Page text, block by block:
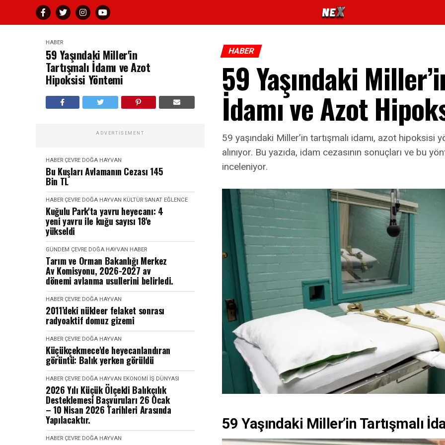
HABER
59 Yaşındaki Miller'in
Tartışmalı İdamı ve Azot
Hipoksisi Yöntemi
ADVERTISEMENT
HABER ÇEVRE DOĞA HAYVAN
Bu Kuşları Avlamanın Cezası 145
Bin TL
HABER ÇEVRE DOĞA HAYVAN KÜLTÜR SANAT EĞLENCE
Kuğulu Park'ta yavru heyecanı: 4
yeni yavru ile kuğu sayısı 18'e
yükseldi
GÜNDEM ÇEVRE DOĞA HAYVAN HABER
Tarım ve Orman Bakanlığı Merkez
Av Komisyonu, 2026-2027 av
dönemi avlanma usullerini belirledi.
HABER ÇEVRE DOĞA HAYVAN
2011’deki nükleer felaket sonrası
radyoaktif domuz gizemi
HABER ÇEVRE DOĞA HAYVAN
Küçükçekmece'de heyecanlandıran
görüntü: Balık yerken görüldü
HABER ÇEVRE DOĞA HAYVAN EKONOMI İŞ DÜNYASI
2026 Yılı Küçük Ölçekli Balıkçılık
Desteklemesi Başvuruları 26 Ocak
– 10 Nisan 2026 Tarihleri Arasında
Yapılacaktır.
HABER ÇEVRE DOĞA HAYVAN
HABER
59 Yaşındaki
İdamı ve Azot
59 yaşındaki Miller’in tartışmalı idamı, azot
alınıyor. Bu yazıda, idam cezasının sonuçları ve bu
inceleniyor.
59 Yaşındaki Miller’in Tartışmalı